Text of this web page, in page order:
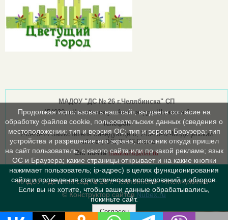
МАДОУ "ДС № 26 г.Челябинска" СП
454030, г.Челябинск ул.Александра Шмакова,6
Телефон
245-25-44 Заместитель Заведующего; 245-25-42-Медицинский
кабинет; 245-25-43-Вахта
Эл. почта madou26@list.ru
МАДОУ «Детский сад № 26 г. Челябинска» «Жемчужинка»
© Конструктор сайтовNubex.ru
Продолжая использовать наш сайт, вы даете согласие на
обработку файлов cookie, пользовательских данных (сведения о
местоположении; тип и версия ОС; тип и версия Браузера; тип
устройства и разрешение его экрана; источник откуда пришел
на сайт пользователь; с какого сайта или по какой рекламе; язык
ОС и Браузера; какие страницы открывает и на какие кнопки
нажимает пользователь; ip-адрес) в целях функционирования
сайта и проведения статистических исследований и обзоров.
Если вы не хотите, чтобы ваши данные обрабатывались,
покиньте сайт.
Согласен